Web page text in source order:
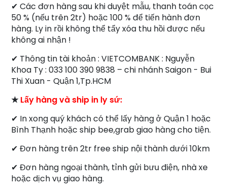
✔ Các đơn hàng sau khi duyệt mẫu, thanh toán cọc
50 % (nếu trên 2tr) hoặc 100 % để tiến hành đơn
hàng. Ly in rồi không thể tẩy xóa thu hồi được nếu
không ai nhận !
✔ Thông tin tài khoản : VIETCOMBANK : Nguyễn
Khoa Ty : 033 100 390 9838 – chi nhánh Saigon - Bui
Thi Xuan - Quận 1,Tp.HCM
★Lấy hàng và ship in ly sứ:
✔ In xong quý khách có thể lấy hàng ở Quận 1 hoặc
Bình Thạnh hoặc ship bee,grab giao hàng cho tiện.
✔ Đơn hàng trên 2tr free ship nội thành dưới 10km
✔ Đơn hàng ngoại thành, tỉnh gửi bưu điện, nhà xe
hoặc dịch vụ giao hàng.